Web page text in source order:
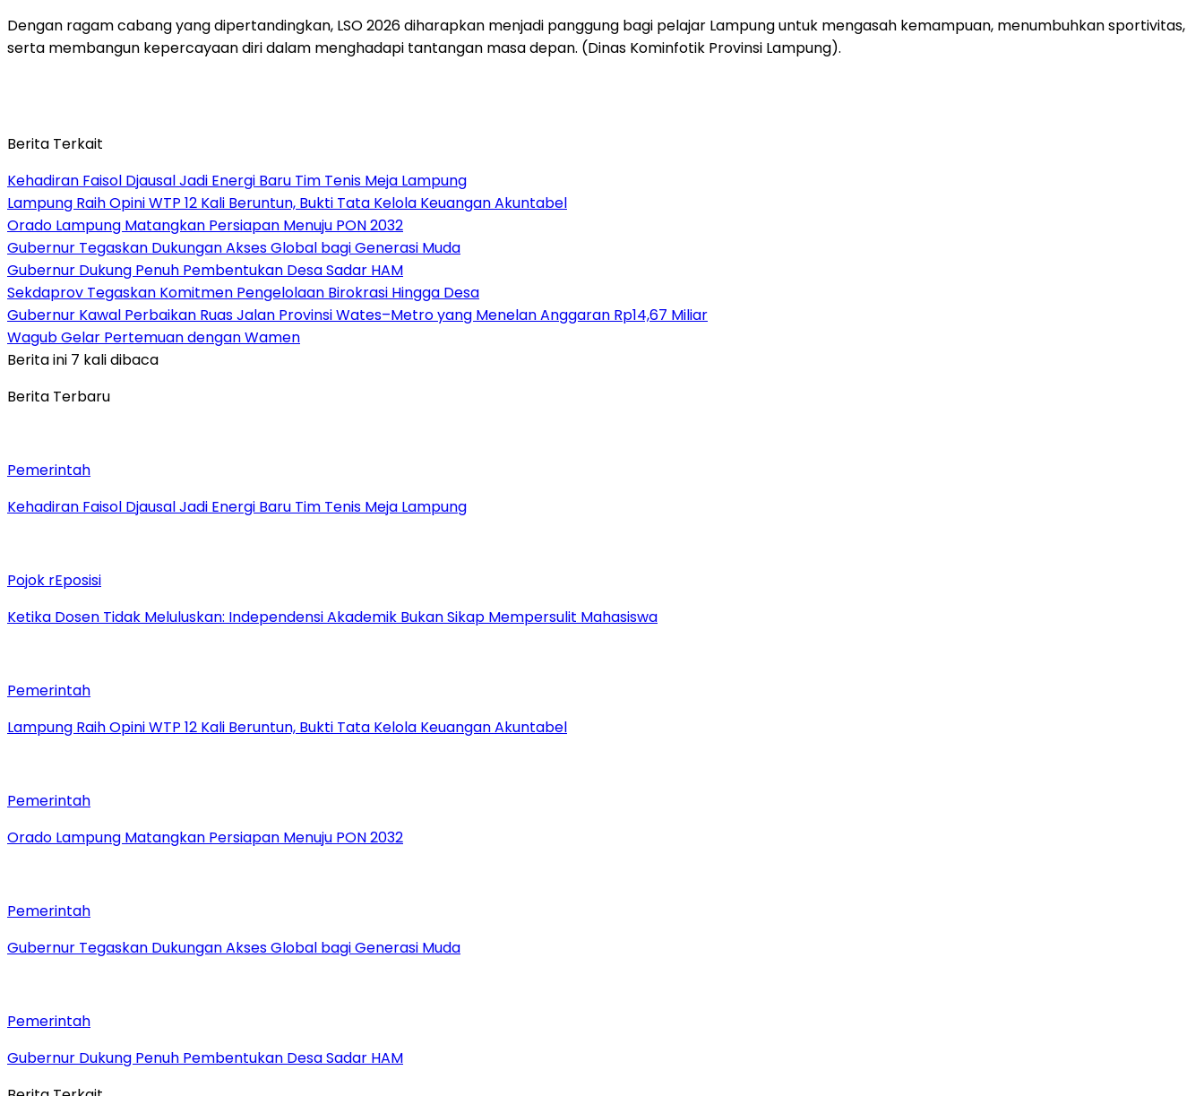
Dengan ragam cabang yang dipertandingkan, LSO 2026 diharapkan menjadi panggung bagi pelajar Lampung untuk mengasah kemampuan, menumbuhkan sportivitas,
serta membangun kepercayaan diri dalam menghadapi tantangan masa depan. (Dinas Kominfotik Provinsi Lampung).
Berita Terkait
Kehadiran Faisol Djausal Jadi Energi Baru Tim Tenis Meja Lampung
Lampung Raih Opini WTP 12 Kali Beruntun, Bukti Tata Kelola Keuangan Akuntabel
Orado Lampung Matangkan Persiapan Menuju PON 2032
Gubernur Tegaskan Dukungan Akses Global bagi Generasi Muda
Gubernur Dukung Penuh Pembentukan Desa Sadar HAM
Sekdaprov Tegaskan Komitmen Pengelolaan Birokrasi Hingga Desa
Gubernur Kawal Perbaikan Ruas Jalan Provinsi Wates–Metro yang Menelan Anggaran Rp14,67 Miliar
Wagub Gelar Pertemuan dengan Wamen
Berita ini 7 kali dibaca
Berita Terbaru
Pemerintah
Kehadiran Faisol Djausal Jadi Energi Baru Tim Tenis Meja Lampung
Pojok rEposisi
Ketika Dosen Tidak Meluluskan: Independensi Akademik Bukan Sikap Mempersulit Mahasiswa
Pemerintah
Lampung Raih Opini WTP 12 Kali Beruntun, Bukti Tata Kelola Keuangan Akuntabel
Pemerintah
Orado Lampung Matangkan Persiapan Menuju PON 2032
Pemerintah
Gubernur Tegaskan Dukungan Akses Global bagi Generasi Muda
Pemerintah
Gubernur Dukung Penuh Pembentukan Desa Sadar HAM